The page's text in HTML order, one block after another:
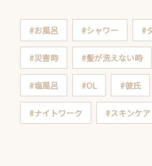
#お風呂 #シャワー #
#災害時 #髪が洗えない時
#塩風呂 #OL #彼氏
#ナイトワーク #スキンケア